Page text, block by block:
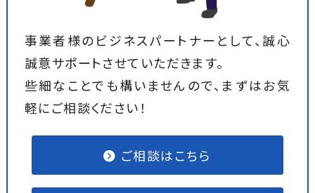
事業者様のビジネスパートナーとして、誠心
誠意サポートさせていただきます。
些細なことでも構いませんので、まずはお気
軽にご相談ください！
ご相談はこちら